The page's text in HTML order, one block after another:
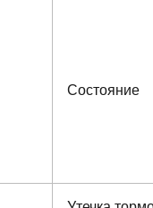
Состояние